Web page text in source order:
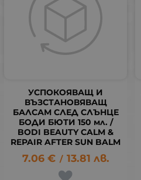
УСПОКОЯВАЩ И
ВЪЗСТАНОВЯВАЩ
БАЛСАМ СЛЕД СЛЪНЦЕ
БОДИ БЮТИ 150 мл. /
BODI BEAUTY CALM &
REPAIR AFTER SUN BALM
7.06 € / 13.81 лв.